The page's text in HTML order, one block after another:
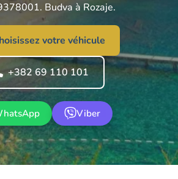
Budva à Rozaje.
votre véhicule
+382 69 110 101
Viber